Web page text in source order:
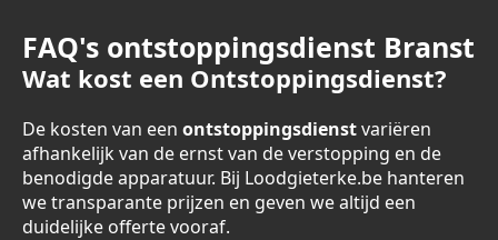
FAQ's ontstoppingsdienst Branst
Wat kost een Ontstoppingsdienst?
De kosten van een ontstoppingsdienstvariëren
afhankelijk van de ernst van de verstopping en de
benodigde apparatuur. Bij Loodgieterke.be hanteren
we transparante prijzen en geven we altijd een
duidelijke offerte vooraf.